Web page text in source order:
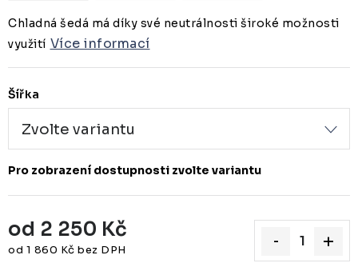
Chladná šedá má díky své neutrálnosti široké možnosti
využití Více informací
Šířka
od 2 250 Kč
od 1 860 Kč bez DPH